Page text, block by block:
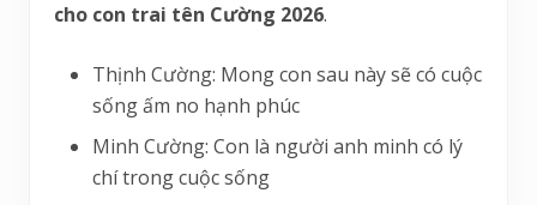
cho con trai tên Cường 2026.
Thịnh Cường: Mong con sau này sẽ có cuộc
sống ấm no hạnh phúc
Minh Cường: Con là người anh minh có lý
chí trong cuộc sống